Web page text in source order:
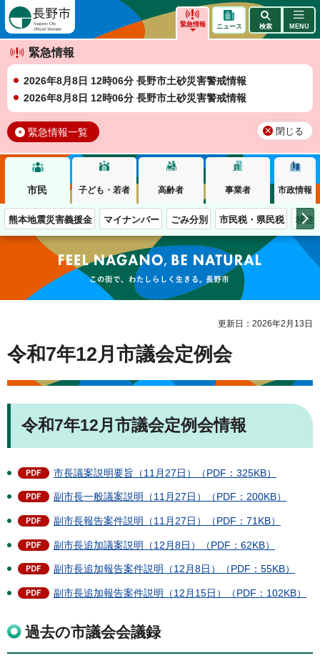
緊急情報
緊急情報
2026年8月8日 12時06分 長野市土砂災害警戒情報
2026年8月8日 12時06分 長野市土砂災害警戒情報
緊急情報一覧 閉じる
ニュース 検索 MENU
市民 子ども・若者 高齢者 事業者 市政情報
熊本地震災害義援金 マイナンバー ごみ分別 市民税・県民税 移住
この街で、わたしらしく生きる。長野市
更新日：2026年2月13日
令和7年12月市議会定例会
令和7年12月市議会定例会情報
市長議案説明要旨（11月27日）（PDF：325KB）
副市長一般議案説明（11月27日）（PDF：200KB）
副市長報告案件説明（11月27日）（PDF：71KB）
副市長追加議案説明（12月8日）（PDF：62KB）
副市長追加報告案件説明（12月8日）（PDF：55KB）
副市長追加報告案件説明（12月15日）（PDF：102KB）
過去の市議会会議録